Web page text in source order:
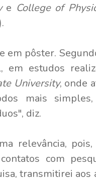
e College of
em pôster.
em estudos
University, onde
mais
diz.
relevância,
com
transmitirei aos